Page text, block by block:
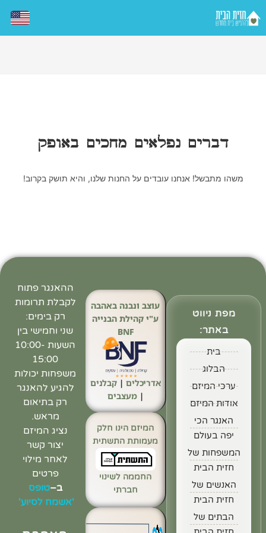
דברים נפלאים מחכים באופק
משהו מתבשל! אנחנו עובדים על החנות שלנו, והיא תושק בקרוב!
מפת ניווט
באתר:
בית
הבלוג
ערכי המיזם
אודות המיזם
האנגר הכי
יפה בעולם
המשפחות של
חזית הבית
האנשים של
חזית הבית
הבתים של
ההאנגר פתוח
לקבלת תרומות
רק בימים:
שני וחמישי בין
השעות 10:00-
15:00
משפחות יכולות
להגיע להאנגר
רק בתיאום
מראש.
נציג המיזם
יצור קשר
לאחר מילוי
פרטים
ב–טופס
'אשמח לסיוע'
עוצב ונבנה באהבה
ע"י קהילת הבנייה
BNF
אדריכלים | קבלנים
|מעצבים
המיזם הינו חלק
מעמותת התשתית
החממה לשינוי
חברתי